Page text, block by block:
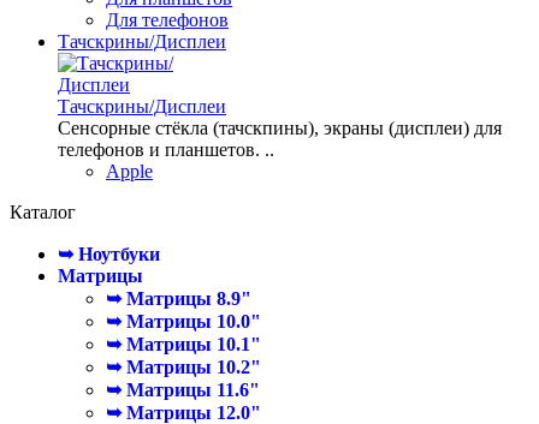
Для телефонов
Тачскрины/Дисплеи
Тачскрины/Дисплеи
Сенсорные стёкла (тачскпины), экраны (дисплеи) для
телефонов и планшетов. ..
Apple
Каталог
➥ Ноутбуки
Матрицы
➥ Матрицы 8.9"
➥ Матрицы 10.0"
➥ Матрицы 10.1"
➥ Матрицы 10.2"
➥ Матрицы 11.6"
➥ Матрицы 12.0"